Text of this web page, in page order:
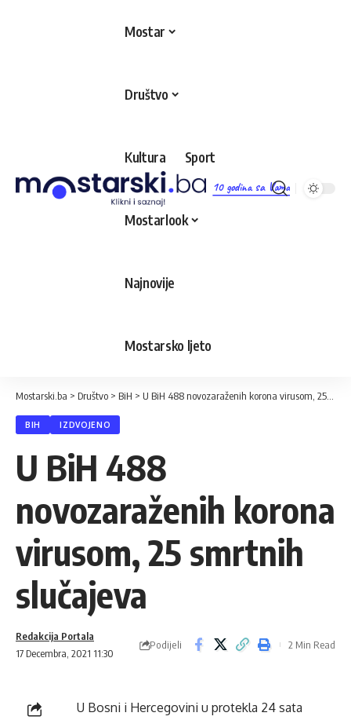
10 godina sa Vama
Mostar
Društvo
Kultura Sport
Mostarlook
Najnovije
Mostarsko ljeto
Mostarski.ba > Društvo > BiH > U BiH 488 novozaraženih korona virusom, 25 smrtnih slučajeva
BIH IZDVOJENO
U BiH 488
novozaraženih korona
virusom, 25 smrtnih
slučajeva
17 Decembra, 2021 11:30
Redakcija Portala
Podijeli 2 Min Read
U Bosni i Hercegovini u protekla 24 sata